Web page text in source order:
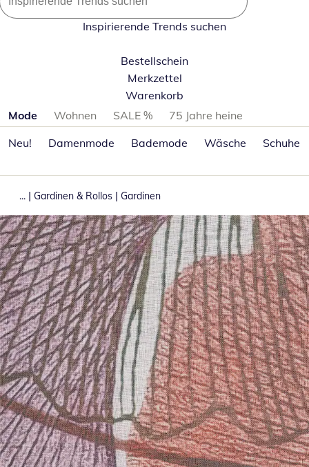
Inspirierende Trends suchen
Bestellschein
Merkzettel
Warenkorb
Produktkategorien überspringen
Mode Wohnen SALE %
75 Jahre heine
Neu!
Damenmode Bademode Wäsche Schuhe
... | Gardinen & Rollos | Gardinen